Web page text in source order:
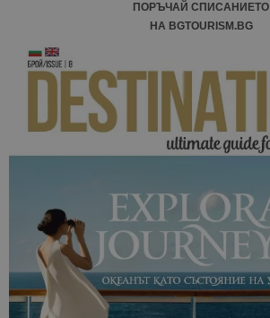
ПОРЪЧАЙ СПИСАНИЕТО
НА BGTOURISM.BG